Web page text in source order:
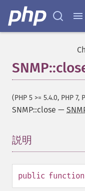
(PHP 5 >= 5.4.0, PHP 7,
SNMP::close —
説明
public function